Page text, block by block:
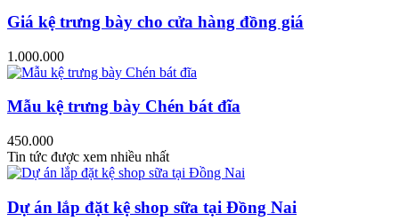
Giá kệ trưng bày cho cửa hàng đồng giá
1.000.000
Mẫu kệ trưng bày Chén bát đĩa
450.000
Tin tức được xem nhiều nhất
Dự án lắp đặt kệ shop sữa tại Đồng Nai